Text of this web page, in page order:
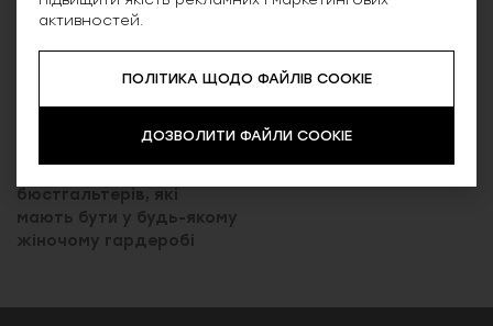
бюстгальтерів, які
мають бути у будь-якому
жіночому гардеробі
активностей.
ПОЛІТИКА ЩОДО ФАЙЛІВ COOKIE
ДОЗВОЛИТИ ФАЙЛИ COOKIE